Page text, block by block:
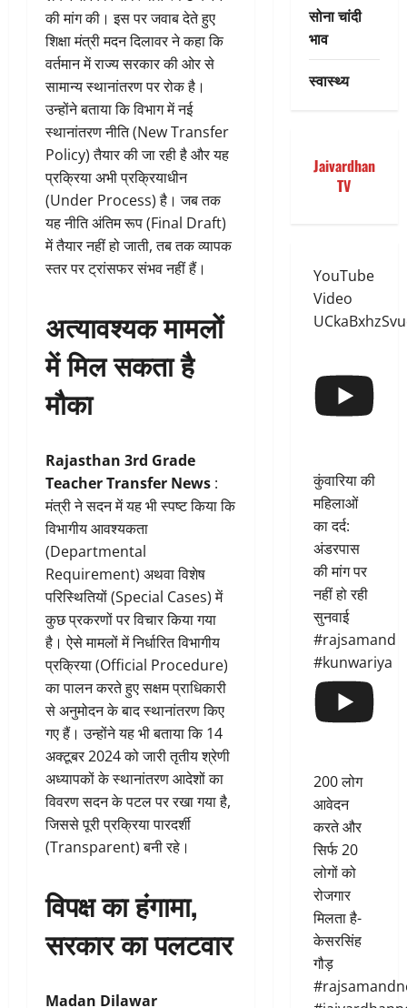
की मांग की। इस पर जवाब देते हुए
शिक्षा मंत्री मदन दिलावर ने कहा कि
वर्तमान में राज्य सरकार की ओर से
सामान्य स्थानांतरण पर रोक है।
उन्होंने बताया कि विभाग में नई
स्थानांतरण नीति (New Transfer
Policy) तैयार की जा रही है और यह
प्रक्रिया अभी प्रक्रियाधीन
(Under Process) है। जब तक
यह नीति अंतिम रूप (Final Draft)
में तैयार नहीं हो जाती, तब तक व्यापक
स्तर पर ट्रांसफर संभव नहीं हैं।
अत्यावश्यक मामलों
में मिल सकता है
मौका
Rajasthan 3rd Grade
Teacher Transfer News :
मंत्री ने सदन में यह भी स्पष्ट किया कि
विभागीय आवश्यकता
(Departmental
Requirement) अथवा विशेष
परिस्थितियों (Special Cases) में
कुछ प्रकरणों पर विचार किया गया
है। ऐसे मामलों में निर्धारित विभागीय
प्रक्रिया (Official Procedure)
का पालन करते हुए सक्षम प्राधिकारी
से अनुमोदन के बाद स्थानांतरण किए
गए हैं। उन्होंने यह भी बताया कि 14
अक्टूबर 2024 को जारी तृतीय श्रेणी
अध्यापकों के स्थानांतरण आदेशों का
विवरण सदन के पटल पर रखा गया है,
जिससे पूरी प्रक्रिया पारदर्शी
(Transparent) बनी रहे।
विपक्ष का हंगामा,
सरकार का पलटवार
Madan Dilawar
सोना चांदी
भाव
स्वास्थ्य
Jaivardhan
TV
YouTube
Video
कुंवारिया की
महिलाओं
का दर्द:
अंडरपास
की मांग पर
नहीं हो रही
सुनवाई
#rajsamand
#kunwariya
200 लोग
आवेदन
करते और
सिर्फ 20
लोगों को
रोजगार
मिलता है-
केसरसिंह
गौड़